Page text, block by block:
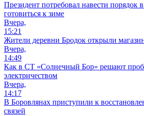
Президент потребовал навести порядок
готовиться к зиме
Вчера,
15:21
Жители деревни Бродок открыли
Вчера,
14:49
Как в СТ «Солнечный Бор» решают
электричеством
Вчера,
14:17
В Боровлянах приступили к
связей